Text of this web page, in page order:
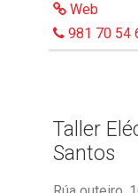
Web
981 70 54
Taller
Santos